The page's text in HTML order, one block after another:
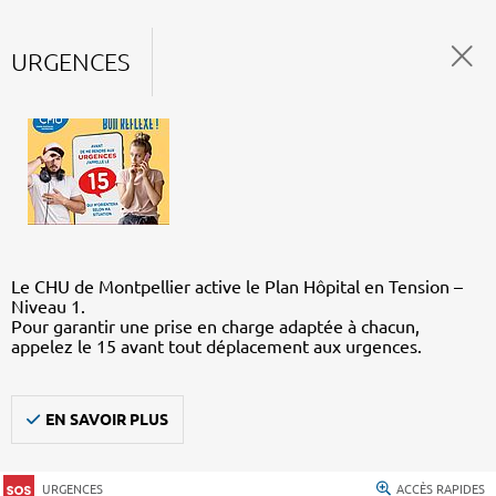
URGENCES
Le CHU de Montpellier active le Plan Hôpital en Tension –
Niveau 1.
Pour garantir une prise en charge adaptée à chacun,
appelez le 15 avant tout déplacement aux urgences.
EN SAVOIR PLUS
URGENCES ACCÈS RAPIDES